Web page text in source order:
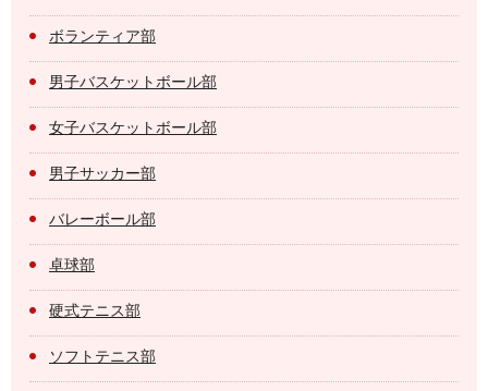
ボランティア部
男子バスケットボール部
女子バスケットボール部
男子サッカー部
バレーボール部
卓球部
硬式テニス部
ソフトテニス部